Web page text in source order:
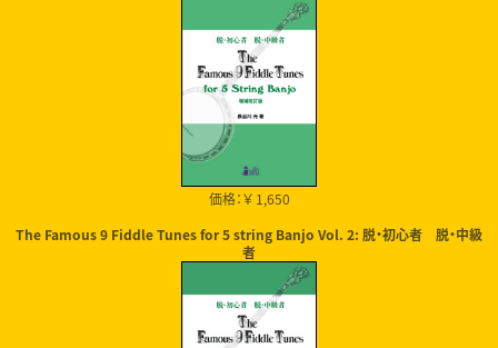
価格：￥ 1,650
The Famous 9 Fiddle Tunes for 5 string Banjo Vol. 2: 脱・初心者 脱・中級
者